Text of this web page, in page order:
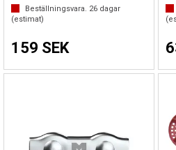
Beställningsvara. 26 dagar
(estimat)
159 SEK